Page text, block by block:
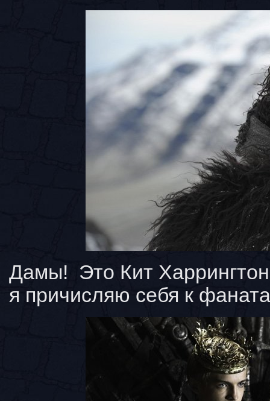
Дамы! Это Кит
я причисляю себя к